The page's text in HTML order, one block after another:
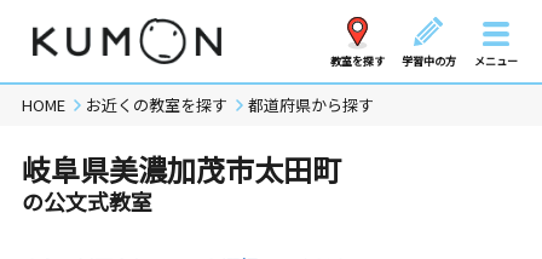
教室を探す 学習中の方 メニュー
HOME お近くの教室を探す 都道府県から探す
岐阜県美濃加茂市太田町
の公文式教室